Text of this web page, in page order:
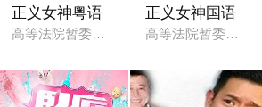
命不久矣，于是找到了自己的养女小芳
正义女神粤语
高等法院暂委法官言惠知（佘诗曼 饰）
正义女神国语
高等法院暂委法官